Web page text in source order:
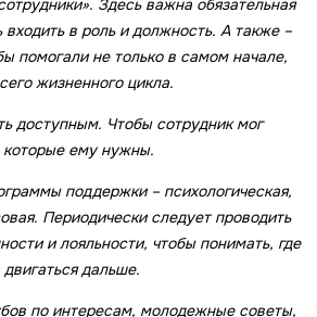
входить в роль и должность. А также –
помогали не только в самом начале,
жизненного цикла.
доступным. Чтобы сотрудник мог
которые ему нужны.
поддержки – психологическая,
Периодически следует проводить
и лояльности, чтобы понимать, где
дальше.
по интересам, молодежные советы,